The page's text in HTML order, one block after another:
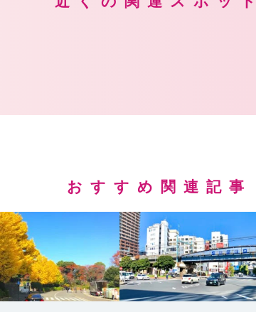
おすすめ関連記事